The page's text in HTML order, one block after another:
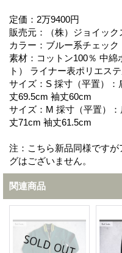
定価：2万9400円
販売元：（株）ジョイッ
カラー：ブルー系チェック
素材：コットン100％ 中綿
ト） ライナー表ポリエス
サイズ：S 採寸（平置）
丈69.5cm 袖丈60cm
サイズ：M 採寸（平置）
丈71cm 袖丈61.5cm
注：こちら新品同様です
グはございません。
関連商品